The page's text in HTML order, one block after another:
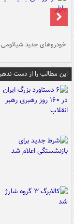
خودروهای جدید شیائومی
این مطالب را از دست